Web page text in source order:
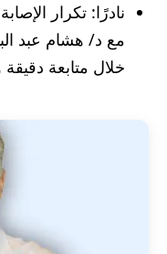
نادرًا: تكرار
مع د/ هشام عبد
خلال متابعة